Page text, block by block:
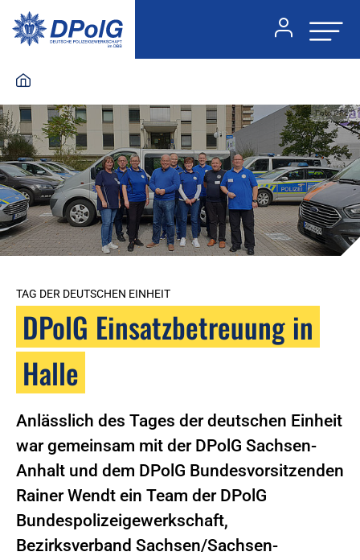
Foto:DPolG
TAG DER DEUTSCHEN EINHEIT
DPolG Einsatzbetreuung in
Halle
Anlässlich des Tages der deutschen Einheit
war gemeinsam mit der DPolG Sachsen-
Anhalt und dem DPolG Bundesvorsitzenden
Rainer Wendt ein Team der DPolG
Bundespolizeigewerkschaft,
Bezirksverband Sachsen/Sachsen-